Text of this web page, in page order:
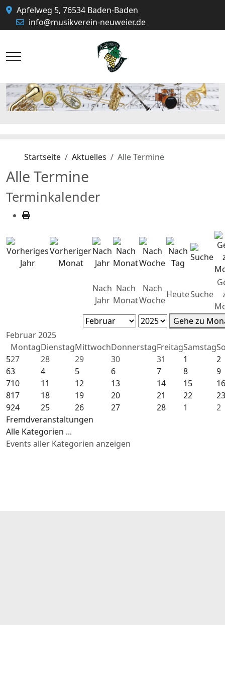
Apfelweg 5, 76534 Baden-Baden
info@musikverein-neuweier.de
Mobile Menu Toggle
Startseite Aktuelles Alle Termine
Alle Termine
Terminkalender
Nach
Jahr
Nach
Monat
Nach
Woche
HeuteSuche
Gehe zu
Februar 2025
MontagDienstagMittwochDonnerstagFreitagSamstag
527 28 29 30 31 1
2
63 4 5 6 7 8
9
710 11 12 13 14 15
16
817 18 19 20 21 22
23
924 25 26 27 28 1
2
Fremdveranstaltungen
Alle Kategorien ...
Events aller Kategorien anzeigen